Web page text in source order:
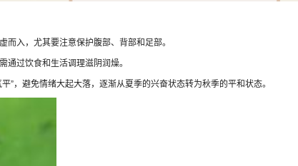
入，尤其要注意保护腹部、背部和足部。
过饮食和生活调理滋阴润燥。
避免情绪大起大落，逐渐从夏季的兴奋状态转为秋季的平和状态。